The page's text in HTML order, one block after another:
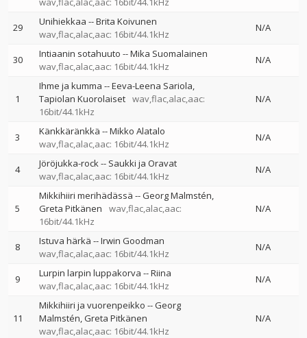
29 Unihiekkaa --Brita Koivunen
wav,flac,alac,aac: 16bit/44.1kHz
N/A
30 Intiaanin sotahuuto --Mika Suomalainen
wav,flac,alac,aac: 16bit/44.1kHz
N/A
1
Ihme ja kumma --Eeva-Leena Sariola
Tapiolan Kuorolaiset wav,flac,alac,aac:
16bit/44.1kHz
N/A
3 Känkkäränkkä --Mikko Alatalo
wav,flac,alac,aac: 16bit/44.1kHz
N/A
4 Jöröjukka-rock-- Saukki ja Oravat
wav,flac,alac,aac: 16bit/44.1kHz
N/A
5
Mikkihiiri merihädässä --Georg Malmstén
Greta Pitkänen
wav,flac,alac,aac:
16bit/44.1kHz
N/A
8 Istuva härkä --Irwin Goodman
wav,flac,alac,aac: 16bit/44.1kHz
N/A
9 Lurpin larpin luppakorva --Riina
wav,flac,alac,aac: 16bit/44.1kHz
N/A
11
Mikkihiiri ja vuorenpeikko --Georg
Malmstén Greta Pitkänen
wav,flac,alac,aac: 16bit/44.1kHz
N/A